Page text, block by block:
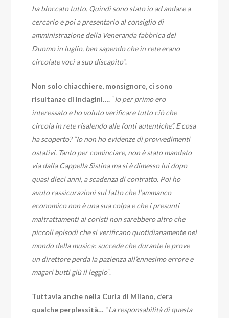
ha bloccato tutto. Quindi sono stato io ad andare a
cercarlo e poi a presentarlo al consiglio di
amministrazione della Veneranda fabbrica del
Duomo in luglio, ben sapendo che in rete erano
circolate voci a suo discapito“.
Non solo chiacchiere, monsignore, ci sono
risultanze di indagini…. “Io per primo ero
interessato e ho voluto verificare tutto ciò che
circola in rete risalendo alle fonti autentiche”. E cosa
ha scoperto? “Io non ho evidenze di provvedimenti
ostativi. Tanto per cominciare, non è stato mandato
via dalla Cappella Sistina ma si è dimesso lui dopo
quasi dieci anni, a scadenza di contratto. Poi ho
avuto rassicurazioni sul fatto che l’ammanco
economico non è una sua colpa e che i presunti
maltrattamenti ai coristi non sarebbero altro che
piccoli episodi che si verificano quotidianamente nel
mondo della musica: succede che durante le prove
un direttore perda la pazienza all’ennesimo errore e
magari butti giù il leggio“.
Tuttavia anche nella Curia di Milano, c’era
qualche perplessità… “La responsabilità di questa